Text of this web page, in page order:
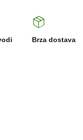
Brza dostava